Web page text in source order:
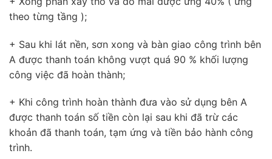
theo từng tầng );
+ Sau khi lát nền, sơn xong và bàn giao công trình bên
A được thanh toán không vượt quá 90 % khối lượng
công việc đã hoàn thành;
+ Khi công trình hoàn thành đưa vào sử dụng bên A
được thanh toán số tiền còn lại sau khi đã trừ các
khoản đã thanh toán, tạm ứng và tiền bảo hành công
trình.